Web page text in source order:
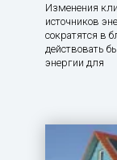
Изменения
источников
сократятся в
действовать
энергии для